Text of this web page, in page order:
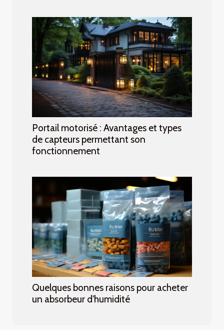
Portail motorisé : Avantages et types
de capteurs permettant son
fonctionnement
Quelques bonnes raisons pour acheter
un absorbeur d'humidité